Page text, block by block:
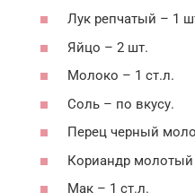
Лук репчатый – 1
Яйцо – 2 шт.
Молоко – 1 ст.л.
Соль – по вкусу.
Перец черный
Кориандр молотый
Мак – 1 ст.л.